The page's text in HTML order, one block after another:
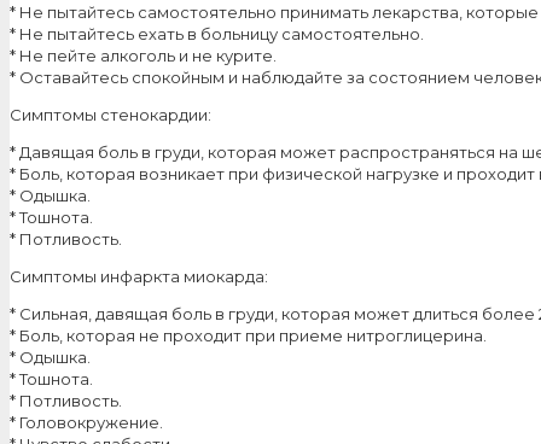
* Не пытайтесь самостоятельно принимать лекарства,
* Не пытайтесь ехать в больницу самостоятельно.
* Не пейте алкоголь и не курите.
* Оставайтесь спокойным и наблюдайте за состоянием
Симптомы стенокардии:
* Давящая боль в груди, которая может распространяться на
* Боль, которая возникает при физической нагрузке и проходит
* Одышка.
* Тошнота.
* Потливость.
Симптомы инфаркта миокарда:
* Сильная, давящая боль в груди, которая может длиться более
* Боль, которая не проходит при приеме нитроглицерина.
* Одышка.
* Тошнота.
* Потливость.
* Головокружение.